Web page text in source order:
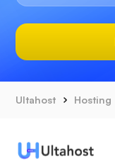
Ultahost Hosting